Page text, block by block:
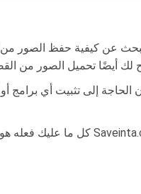
الحاجة إلى تثبيت أي